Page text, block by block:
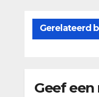
Gerelateerd
Geef